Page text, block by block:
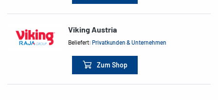
Viking Austria
Beliefert:Privatkunden & Unternehmen
Zum Shop